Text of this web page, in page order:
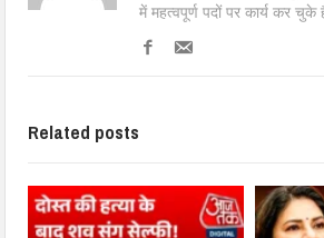
में महत्वपूर्ण पदों पर कार्य कर चुके
Related posts